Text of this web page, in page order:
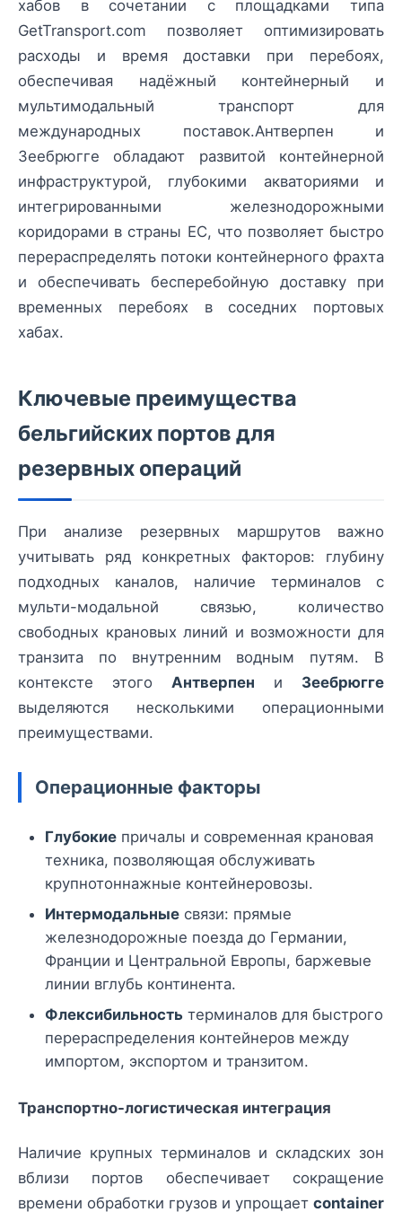
хабов в сочетании с площадками типа
GetTransport.com позволяет оптимизировать
расходы и время доставки при перебоях,
обеспечивая надёжный контейнерный и
мультимодальный транспорт для
международных поставок.Антверпен и
Зеебрюгге обладают развитой контейнерной
инфраструктурой, глубокими акваториями и
интегрированными железнодорожными
коридорами в страны ЕС, что позволяет быстро
перераспределять потоки контейнерного фрахта
и обеспечивать бесперебойную доставку при
временных перебоях в соседних портовых
хабах.
Ключевые преимущества
бельгийских портов для
резервных операций
При анализе резервных маршрутов важно
учитывать ряд конкретных факторов: глубину
подходных каналов, наличие терминалов с
мульти-модальной связью, количество
свободных крановых линий и возможности для
транзита по внутренним водным путям. В
контексте этого Антверпен и Зеебрюгге
выделяются несколькими операционными
преимуществами.
Операционные факторы
Глубокие причалы и современная крановая
техника, позволяющая обслуживать
крупнотоннажные контейнеровозы.
Интермодальные связи: прямые
железнодорожные поезда до Германии,
Франции и Центральной Европы, баржевые
линии вглубь континента.
Флексибильность терминалов для быстрого
перераспределения контейнеров между
импортом, экспортом и транзитом.
Транспортно-логистическая интеграция
Наличие крупных терминалов и складских зон
вблизи портов обеспечивает сокращение
времени обработки грузов и упрощает container